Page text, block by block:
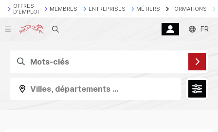
OFFRES
D'EMPLOI
MEMBRES ENTREPRISES MÉTIERS FORMATIONS
Recherche FR
Villes, départements ...